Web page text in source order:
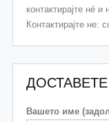
контактирајте нé и
Контактирајте не:
Вашето име